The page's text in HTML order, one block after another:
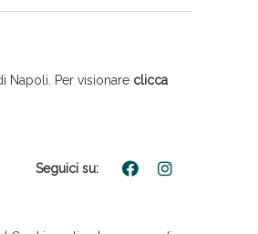
Napoli. Per visionare clicca
Seguici su: